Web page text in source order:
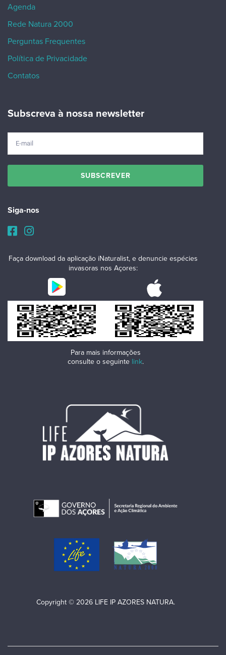
Copyright © 2026 LIFE IP AZORES NATURA.
Agenda
Rede Natura 2000
Perguntas Frequentes
Política de Privacidade
Contatos
Subscreva à nossa newsletter
Siga-nos
Faça download da aplicação iNaturalist, e denuncie espécies
invasoras nos Açores:
Para mais informações
consulte o seguinte link.